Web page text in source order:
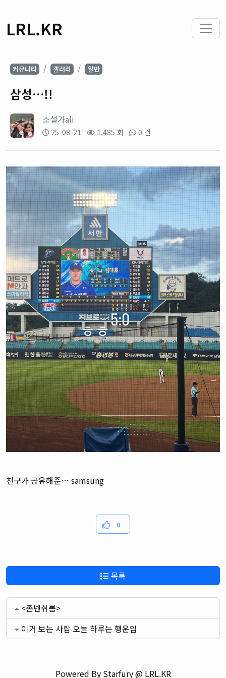
LRL.KR
커뮤니티 갤러리 일반
삼성…!!
소설가ali
25-08-21 1,485 회 0 건
친구가 공유해준… samsung
0
목록
<존넨쉬름>
이거 보는 사람 오늘 하루는 행운임
Powered By Starfury @ LRL.KR